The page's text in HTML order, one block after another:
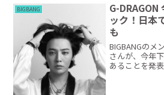
BIGBANG
G-
ック！日本
も
BIGBANGのメ
さんが、今年
あることを発